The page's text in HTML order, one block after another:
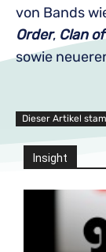
von Bands
Order, Clan
sowie
Dieser Artikel
Insight